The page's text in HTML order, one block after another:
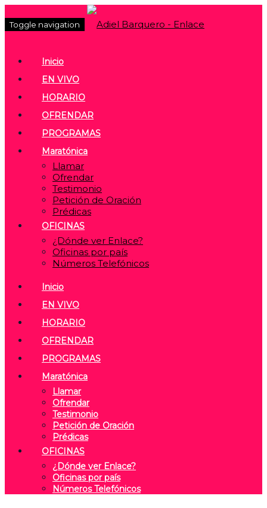
Toggle navigation
Inicio
EN VIVO
HORARIO
OFRENDAR
PROGRAMAS
Maratónica
Llamar
Ofrendar
Testimonio
Petición de Oración
Prédicas
OFICINAS
¿Dónde ver Enlace?
Oficinas por país
Números Telefónicos
Inicio
EN VIVO
HORARIO
OFRENDAR
PROGRAMAS
Maratónica
Llamar
Ofrendar
Testimonio
Petición de Oración
Prédicas
OFICINAS
¿Dónde ver Enlace?
Oficinas por país
Números Telefónicos